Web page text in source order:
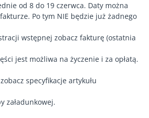
od 8 do 19 czerwca. Daty można
Po tym NIE będzie już żadnego
wstępnej zobacz fakturę (ostatnia
jest możliwa na życzenie i za opłatą.
specyfikacje artykułu
załadunkowej.